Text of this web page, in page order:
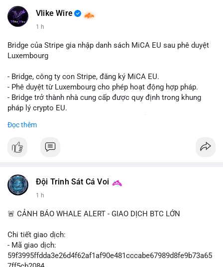
📧 Email: localpvashop@gmail.com
Vlike Wire
1 h
Bridge của Stripe gia nhập danh sách MiCA EU sau phê duyệt
Luxembourg
- Bridge, công ty con Stripe, đăng ký MiCA EU.
- Phê duyệt từ Luxembourg cho phép hoạt động hợp pháp.
- Bridge trở thành nhà cung cấp được quy định trong khung
pháp lý crypto EU.
#luxembourg
#vlikevn #titanbot
📰 Nguồn: Cointelegraph
Đọc thêm
Đội Trinh Sát Cá Voi
1 h
🚨 CẢNH BÁO WHALE ALERT - GIAO DỊCH BTC LỚN
Chi tiết giao dịch:
- Mã giao dịch:
59f3995ffdda3e26d4f62af1af90e481cccabe67989d8fe9b73a65